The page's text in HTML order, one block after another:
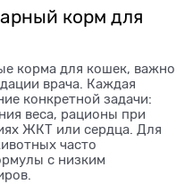
корм для
корма для кошек, важно
врача. Каждая
конкретной задачи:
веса, рационы при
ЖКТ или сердца. Для
часто
с низким